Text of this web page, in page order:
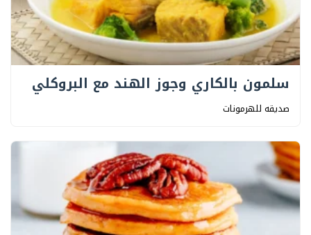
سلمون بالكاري وجوز الهند مع البروكلي
صديقه للهرمونات